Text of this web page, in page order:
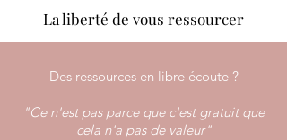
La liberté de vous ressourcer
Des ressources en libre écoute ?
"Ce n'est pas parce que c'est gratuit que
cela n'a pas de valeur"